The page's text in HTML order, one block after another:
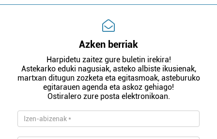
Azken berriak
Harpidetu zaitez gure buletin irekira!
Astekarko eduki nagusiak, asteko albiste ikusienak,
martxan ditugun zozketa eta egitasmoak, asteburuko
egitarauen agenda eta askoz gehiago!
Ostiralero zure posta elektronikoan.